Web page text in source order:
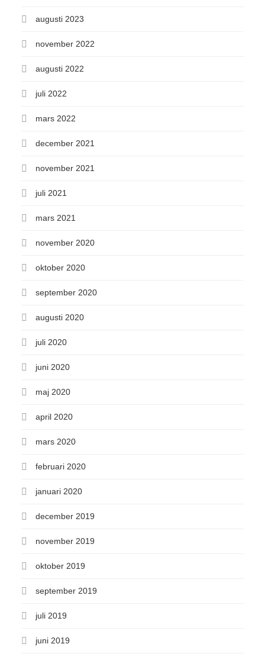
augusti 2023
november 2022
augusti 2022
juli 2022
mars 2022
december 2021
november 2021
juli 2021
mars 2021
november 2020
oktober 2020
september 2020
augusti 2020
juli 2020
juni 2020
maj 2020
april 2020
mars 2020
februari 2020
januari 2020
december 2019
november 2019
oktober 2019
september 2019
juli 2019
juni 2019